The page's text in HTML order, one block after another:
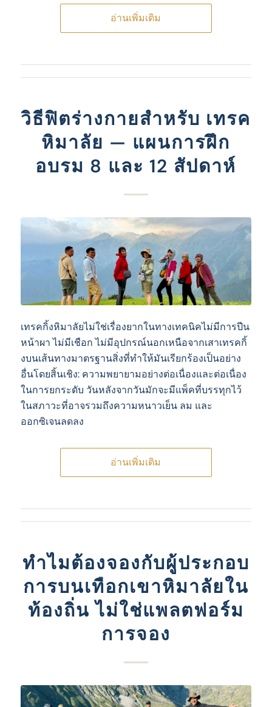
อ่านเพิ่มเติม
วิธีฟิตร่างกายสําหรับ เทรค
หิมาลัย — แผนการฝึก
อบรม 8 และ 12 สัปดาห์
เทรคกิ้งหิมาลัยไม่ใช่เรื่องยากในทางเทคนิคไม่มีการปีน
หน้าผา ไม่มีเชือก ไม่มีอุปกรณ์นอกเหนือจากเสาเทรคกิ้
งบนเส้นทางมาตรฐานสิ่งที่ทําให้มันเรียกร้องเป็นอย่าง
อื่นโดยสิ้นเชิง: ความพยายามอย่างต่อเนื่องและต่อเนื่อง
ในการยกระดับ วันหลังจากวันมักจะมีแพ็คที่บรรทุกไว้
ในสภาวะที่อาจรวมถึงความหนาวเย็น ลม และ
ออกซิเจนลดลง
อ่านเพิ่มเติม
ทําไมต้องจองกับผู้ประกอบ
การบนเทือกเขาหิมาลัยใน
ท้องถิ่น ไม่ใช่แพลตฟอร์ม
การจอง